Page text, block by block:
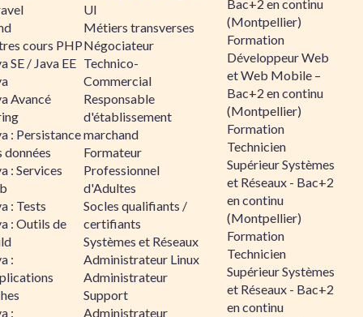
cours PHP
SE / Java EE
Avancé
: Persistance
données
: Services
: Tests
: Outils de
:
:
UI
Métiers transverses
Négociateur
Technico-
Commercial
Responsable
d'établissement
marchand
Formateur
Professionnel
d'Adultes
Socles qualifiants /
certifiants
Systèmes et Réseaux
Administrateur Linux
Administrateur
Support
Administrateur
Bac+2 en continu
(Montpellier)
Formation
Développeur Web
et Web Mobile –
Bac+2 en continu
(Montpellier)
Formation
Technicien
Supérieur Systèmes
et Réseaux - Bac+2
en continu
(Montpellier)
Formation
Technicien
Supérieur Systèmes
et Réseaux - Bac+2
en continu